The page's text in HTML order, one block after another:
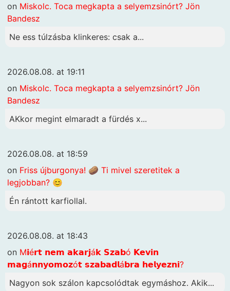
on Miskolc. Toca megkapta a selyemzsinórt? Jön
Bandesz
Ne ess túlzásba klinkeres: csak a...
2026.08.08. at 19:11
on Miskolc. Toca megkapta a selyemzsinórt? Jön
Bandesz
AKkor megint elmaradt a fürdés x...
2026.08.08. at 18:59
on Friss újburgonya! 🥔 Ti mivel szeretitek a
legjobban? 😊
Én rántott karfiollal.
2026.08.08. at 18:43
on M𝗶é𝗿𝘁 𝗻𝗲𝗺 𝗮𝗸𝗮𝗿𝗷á𝗸 𝗦𝘇𝗮𝗯ó 𝗞𝗲𝘃𝗶𝗻
𝗺𝗮𝗴á𝗻𝗻𝘆𝗼𝗺𝗼𝘇ó𝘁 𝘀𝘇𝗮𝗯𝗮𝗱𝗹á𝗯𝗿𝗮 𝗵𝗲𝗹𝘆𝗲𝘇𝗻𝗶?
Nagyon sok szálon kapcsolódtak egymáshoz. Akik...